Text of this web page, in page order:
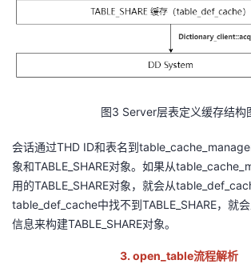
图3 Server层表定义缓存结构
会话通过THD ID和表名到
象和TABLE_SHARE对象。如果从
用的TABLE_SHARE对象，就会从
table_def_cache中找不到TABLE_SHARE，就
信息来构建TABLE_SHARE对象。
3. open_table流程解析